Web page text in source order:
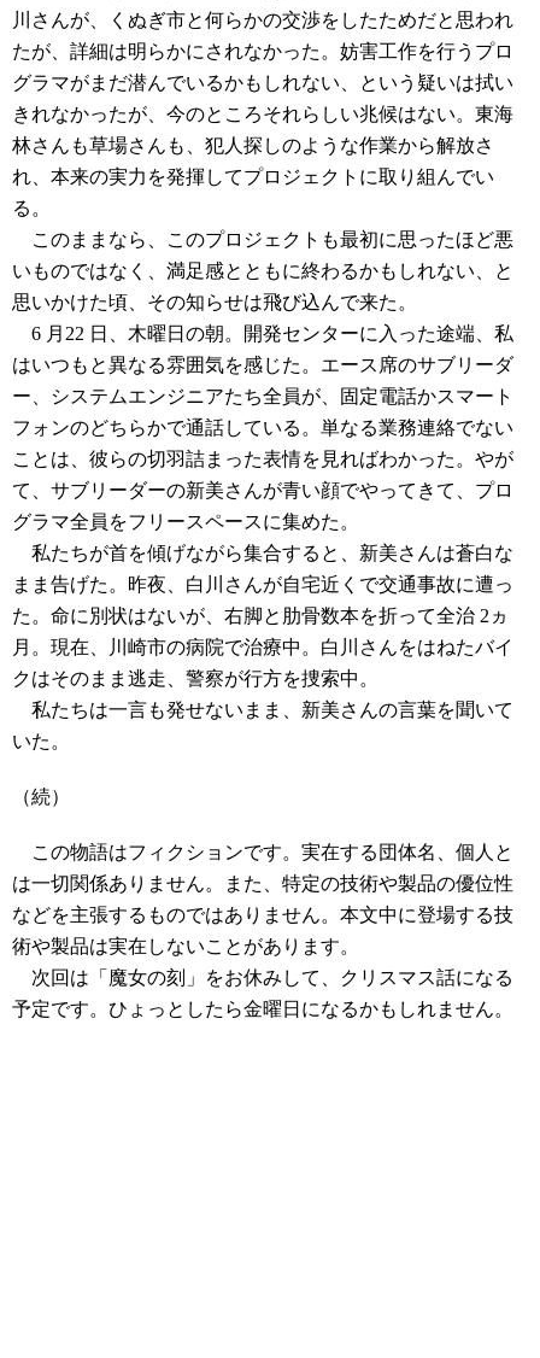
川さんが、くぬぎ市と何らかの交渉をしたためだと思われ
たが、詳細は明らかにされなかった。妨害工作を行うプロ
グラマがまだ潜んでいるかもしれない、という疑いは拭い
きれなかったが、今のところそれらしい兆候はない。東海
林さんも草場さんも、犯人探しのような作業から解放さ
れ、本来の実力を発揮してプロジェクトに取り組んでい
る。
このままなら、このプロジェクトも最初に思ったほど悪
いものではなく、満足感とともに終わるかもしれない、と
思いかけた頃、その知らせは飛び込んで来た。
6 月22 日、木曜日の朝。開発センターに入った途端、私
はいつもと異なる雰囲気を感じた。エース席のサブリーダ
ー、システムエンジニアたち全員が、固定電話かスマート
フォンのどちらかで通話している。単なる業務連絡でない
ことは、彼らの切羽詰まった表情を見ればわかった。やが
て、サブリーダーの新美さんが青い顔でやってきて、プロ
グラマ全員をフリースペースに集めた。
私たちが首を傾げながら集合すると、新美さんは蒼白な
まま告げた。昨夜、白川さんが自宅近くで交通事故に遭っ
た。命に別状はないが、右脚と肋骨数本を折って全治 2ヵ
月。現在、川崎市の病院で治療中。白川さんをはねたバイ
クはそのまま逃走、警察が行方を捜索中。
私たちは一言も発せないまま、新美さんの言葉を聞いて
いた。
（続）
この物語はフィクションです。実在する団体名、個人と
は一切関係ありません。また、特定の技術や製品の優位性
などを主張するものではありません。本文中に登場する技
術や製品は実在しないことがあります。
次回は「魔女の刻」をお休みして、クリスマス話になる
予定です。ひょっとしたら金曜日になるかもしれません。